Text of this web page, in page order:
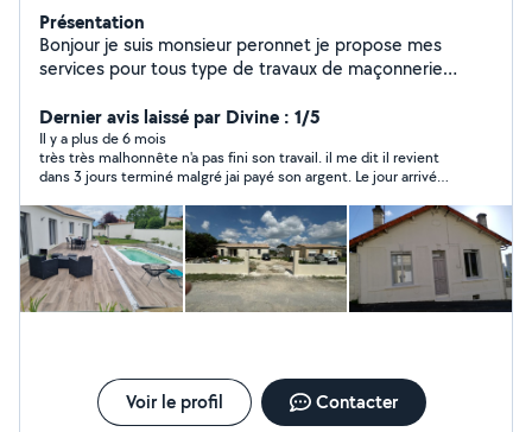
Présentation
Bonjour je suis monsieur peronnet je propose mes
services pour tous type de travaux de maçonnerie
contacter cordialement
Dernier avis laissé par Divine : 1/5
Il y a plus de 6 mois
très très malhonnête n'a pas fini son travail. il me dit il revient
dans 3 jours terminé malgré jai payé son argent. Le jour arrivé
rappelé et n'est pas venu.
Voir le profil Contacter